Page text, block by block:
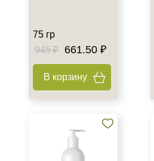
После 20
Показать еще
Действие
Восстановление
75 гр
945 ₽
661.50 ₽
В корзину